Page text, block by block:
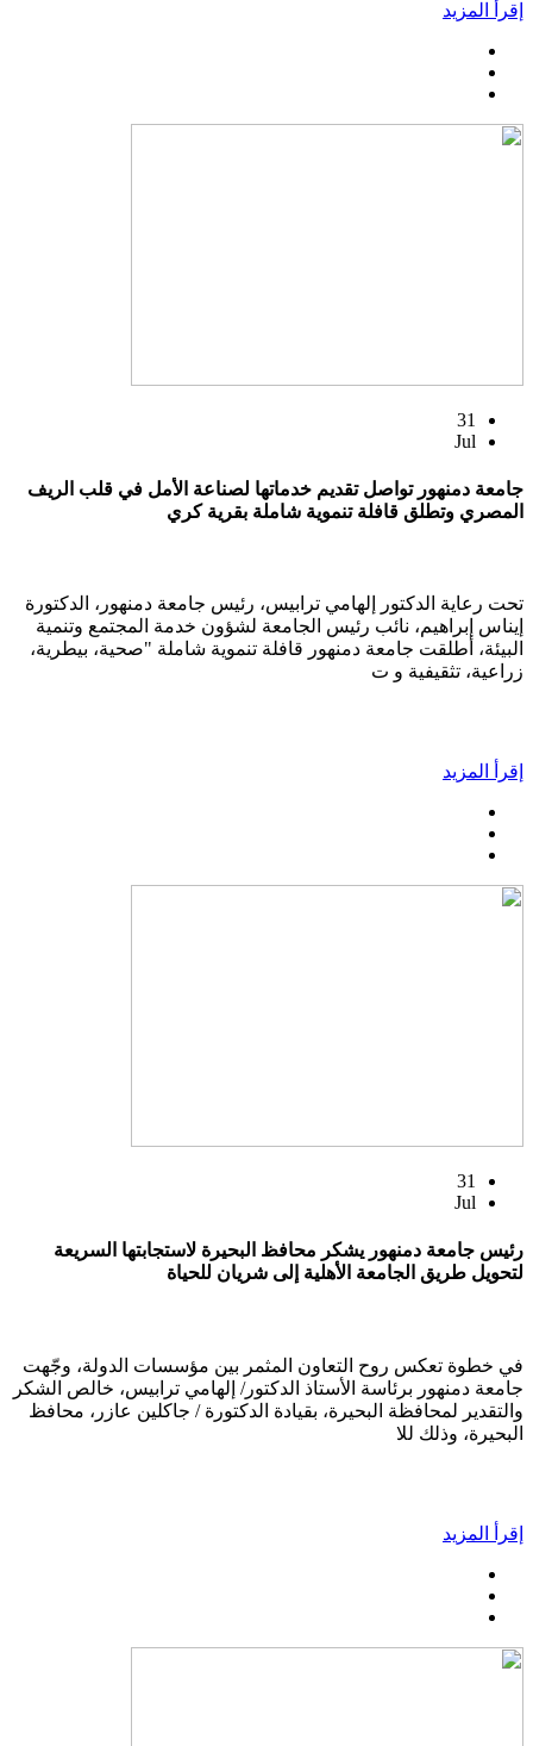
إقرأ المزيد
31
Jul
جامعة دمنهور تواصل تقديم خدماتها لصناعة الأمل في قلب الريف
المصري وتطلق قافلة تنموية شاملة بقرية كري
تحت رعاية الدكتور إلهامي ترابيس، رئيس جامعة دمنهور، الدكتورة
إيناس إبراهيم، نائب رئيس الجامعة لشؤون خدمة المجتمع وتنمية
البيئة، أطلقت جامعة دمنهور قافلة تنموية شاملة "صحية، بيطرية،
زراعية، تثقيفية و ت
إقرأ المزيد
31
Jul
رئيس جامعة دمنهور يشكر محافظ البحيرة لاستجابتها السريعة
لتحويل طريق الجامعة الأهلية إلى شريان للحياة
في خطوة تعكس روح التعاون المثمر بين مؤسسات الدولة، وجّهت
جامعة دمنهور برئاسة الأستاذ الدكتور/ إلهامي ترابيس، خالص الشكر
والتقدير لمحافظة البحيرة، بقيادة الدكتورة / جاكلين عازر، محافظ
البحيرة، وذلك للا
إقرأ المزيد